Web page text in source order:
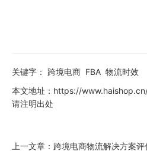
关键字： 跨境电商 FBA 物流时效
本文地址： https://
请注明出处
上一文章： 跨境电商物流解决方案